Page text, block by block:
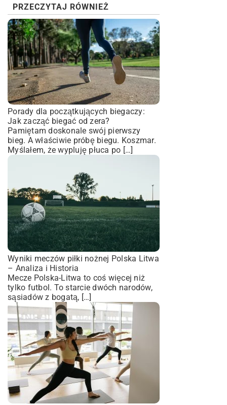
PRZECZYTAJ RÓWNIEŻ
Porady dla początkujących biegaczy:
Jak zacząć biegać od zera?
Pamiętam doskonale swój pierwszy
bieg. A właściwie próbę biegu. Koszmar.
Myślałem, że wypluję płuca po […]
Wyniki meczów piłki nożnej Polska Litwa
– Analiza i Historia
Mecze Polska-Litwa to coś więcej niż
tylko futbol. To starcie dwóch narodów,
sąsiadów z bogatą, […]